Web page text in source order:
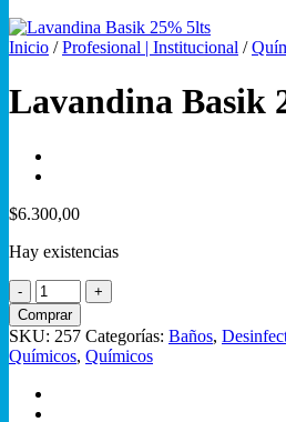
Inicio / Profesional | Institucional /
Lavandina Basik
$6.300,00
Hay existencias
Lavandina
Basik
25%
5lts
cantidad
Comprar
SKU: 257 Categorías: Baños,
Químicos, Químicos